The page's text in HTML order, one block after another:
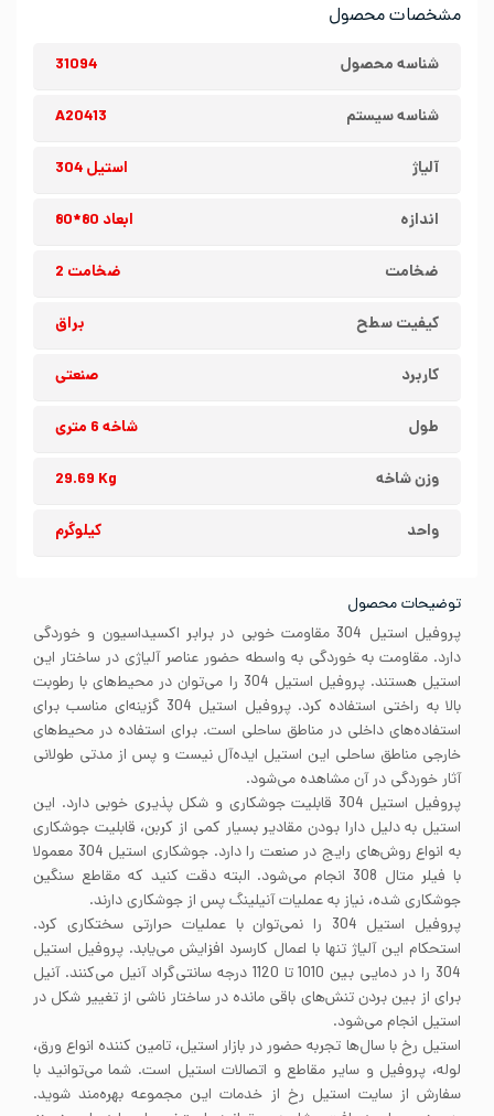
مشخصات محصول
شناسه محصول 31094
شناسه سیستم A20413
آلیاژ استیل 304
اندازه ابعاد 80*80
ضخامت ضخامت 2
کیفیت سطح براق
کاربرد صنعتی
طول شاخه 6 متری
وزن شاخه 29.69 Kg
واحد کیلوگرم
توضیحات محصول
پروفیل استیل 304 مقاومت خوبی در برابر اکسیداسیون و خوردگی
دارد. مقاومت به خوردگی به واسطه حضور عناصر آلیاژی در ساختار این
استیل هستند. پروفیل استیل 304 را می‌توان در محیط‌های با رطوبت
بالا به راختی استفاده کرد. پروفیل استیل 304 گزینه‌ای مناسب برای
استفاده‌های داخلی در مناطق ساحلی است. برای استفاده در محیط‌های
خارجی مناطق ساحلی این استیل ایده‌آل نیست و پس از مدتی طولانی
آثار خوردگی در آن مشاهده می‌شود.
پروفیل استیل 304 قابلیت جوشکاری و شکل پذیری خوبی دارد. این
استیل به دلیل دارا بودن مقادیر بسیار کمی از کربن، قابلیت جوشکاری
به انواع روش‌های رایج در صنعت را دارد. جوشکاری استیل 304 معمولا
با فیلر متال 308 انجام می‌شود. البته دقت کنید که مقاطع سنگین
جوشکاری شده، نیاز به عملیات آنیلینگ پس از جوشکاری دارند.
پروفیل استیل 304 را نمی‌توان با عملیات حرارتی سختکاری کرد.
استحکام این آلیاژ تنها با اعمال کارسرد افزایش می‌یابد. پروفیل استیل
304 را در دمایی بین 1010 تا 1120 درجه سانتی‌گراد آنیل می‌کنند. آنیل
برای از بین بردن تنش‌های باقی مانده در ساختار ناشی از تغییر شکل در
استیل انجام می‌شود.
استیل رخ با سال‌ها تجربه حضور در بازار استیل، تامین کننده انواع ورق،
لوله، پروفیل و سایر مقاطع و اتصالات استیل است. شما می‌توانید با
سفارش از سایت استیل رخ از خدمات این مجموعه بهره‌مند شوید.